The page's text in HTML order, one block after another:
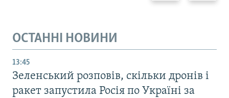
ОСТАННІ НОВИНИ
13:45
Зеленський розповів, скільки дронів і
ракет запустила Росія по Україні за